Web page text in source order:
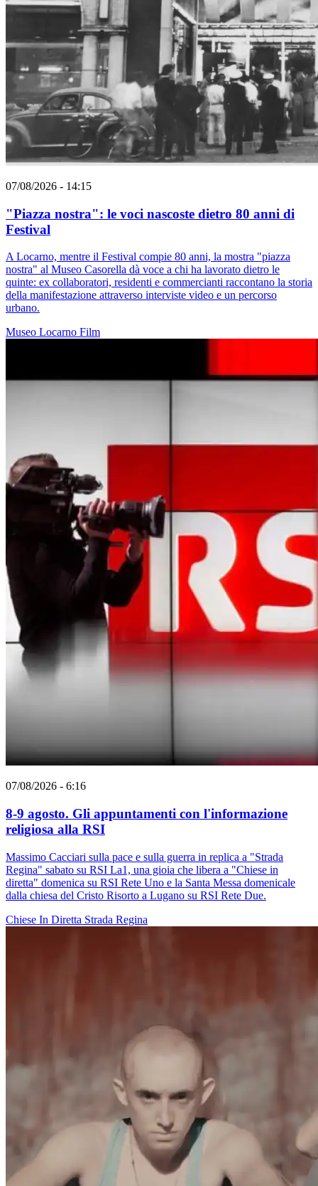
07/08/2026 - 14:15
"Piazza nostra": le voci nascoste dietro 80 anni di
Festival
A Locarno, mentre il Festival compie 80 anni, la mostra "piazza
nostra" al Museo Casorella dà voce a chi ha lavorato dietro le
quinte: ex collaboratori, residenti e commercianti raccontano la storia
della manifestazione attraverso interviste video e un percorso
urbano.
Museo Locarno Film
07/08/2026 - 6:16
8-9 agosto. Gli appuntamenti con l'informazione
religiosa alla RSI
Massimo Cacciari sulla pace e sulla guerra in replica a "Strada
Regina" sabato su RSI La1, una gioia che libera a "Chiese in
diretta" domenica su RSI Rete Uno e la Santa Messa domenicale
dalla chiesa del Cristo Risorto a Lugano su RSI Rete Due.
Chiese In Diretta Strada Regina